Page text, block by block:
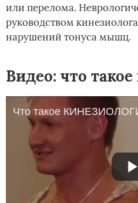
или перелома.
руководством
нарушений тонуса мышц.
Видео: что